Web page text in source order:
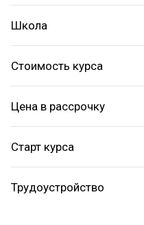
Школа
Стоимость курса
Цена в рассрочку
Старт курса
Трудоустройство